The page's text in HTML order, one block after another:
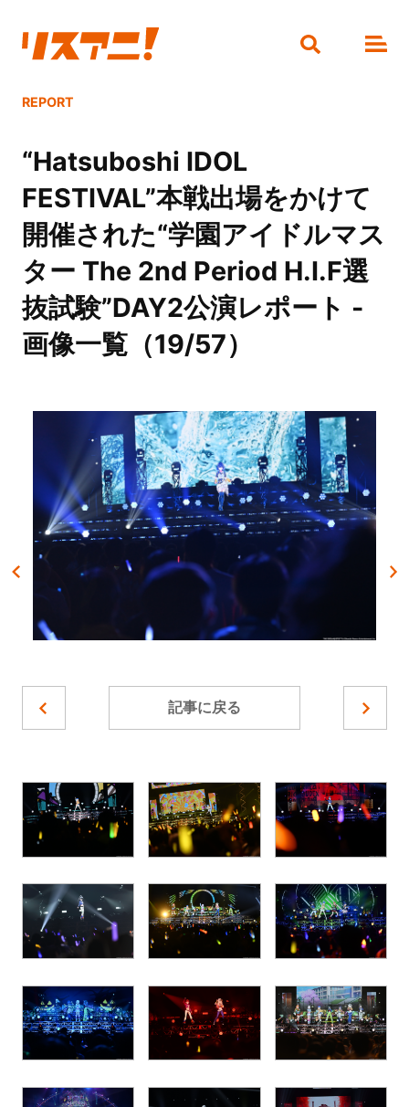
REPORT
“Hatsuboshi IDOL
FESTIVAL”本戦出場をかけて
開催された“学園アイドルマス
ター The 2nd Period H.I.F選
抜試験”DAY2公演レポート -
画像一覧（19/57）
記事に戻る